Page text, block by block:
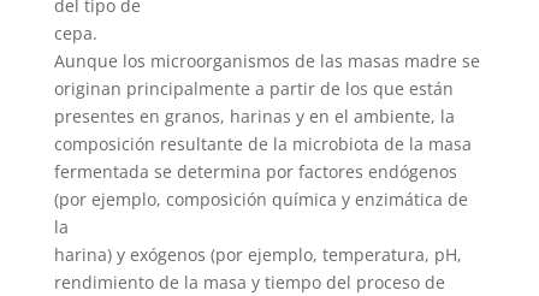
del tipo de
cepa.
Aunque los microorganismos de las masas madre se
originan principalmente a partir de los que están
presentes en granos, harinas y en el ambiente, la
composición resultante de la microbiota de la masa
fermentada se determina por factores endógenos
(por ejemplo, composición química y enzimática de
la
harina) y exógenos (por ejemplo, temperatura, pH,
rendimiento de la masa y tiempo del proceso de